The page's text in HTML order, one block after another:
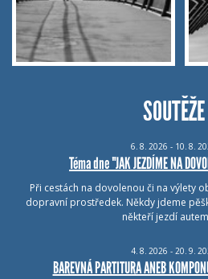
SOUTĚŽE
6. 8. 2026 - 10. 8.
Téma dne "JAK JEZDÍME NA
Při cestách na dovolenou či na výlety
dopravní prostředek. Někdy jdeme
někteří jezdí
4. 8. 2026 - 20. 9.
BAREVNÁ PARTITURA ANEB